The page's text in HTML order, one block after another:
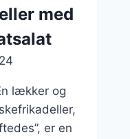
med
lækker og
er en